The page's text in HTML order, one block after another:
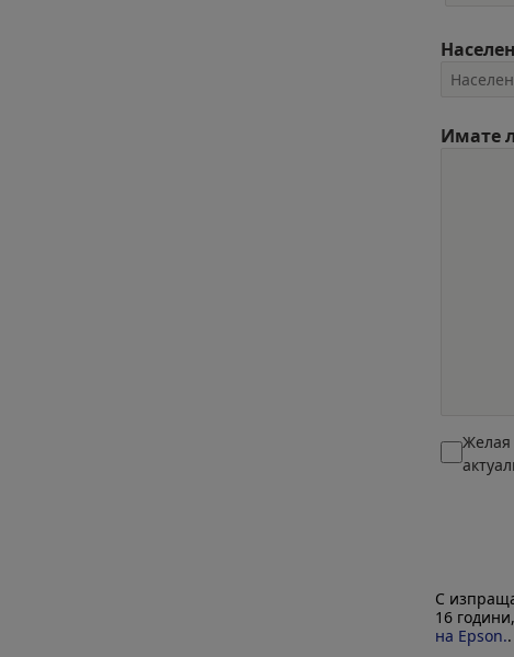
Имате
Желая
С
16
на Epson..